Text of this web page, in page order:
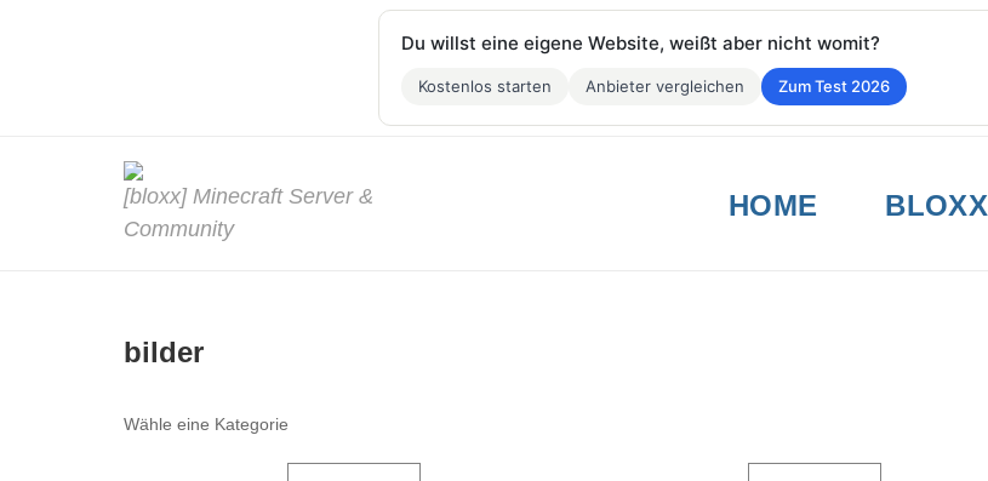
[bloxx] Minecraft Server &
Community
HOME BLOXX
bilder
Wähle eine Kategorie
Du willst eine eigene Website, weißt aber nicht womit?
Kostenlos starten Anbieter vergleichen Zum Test 2026